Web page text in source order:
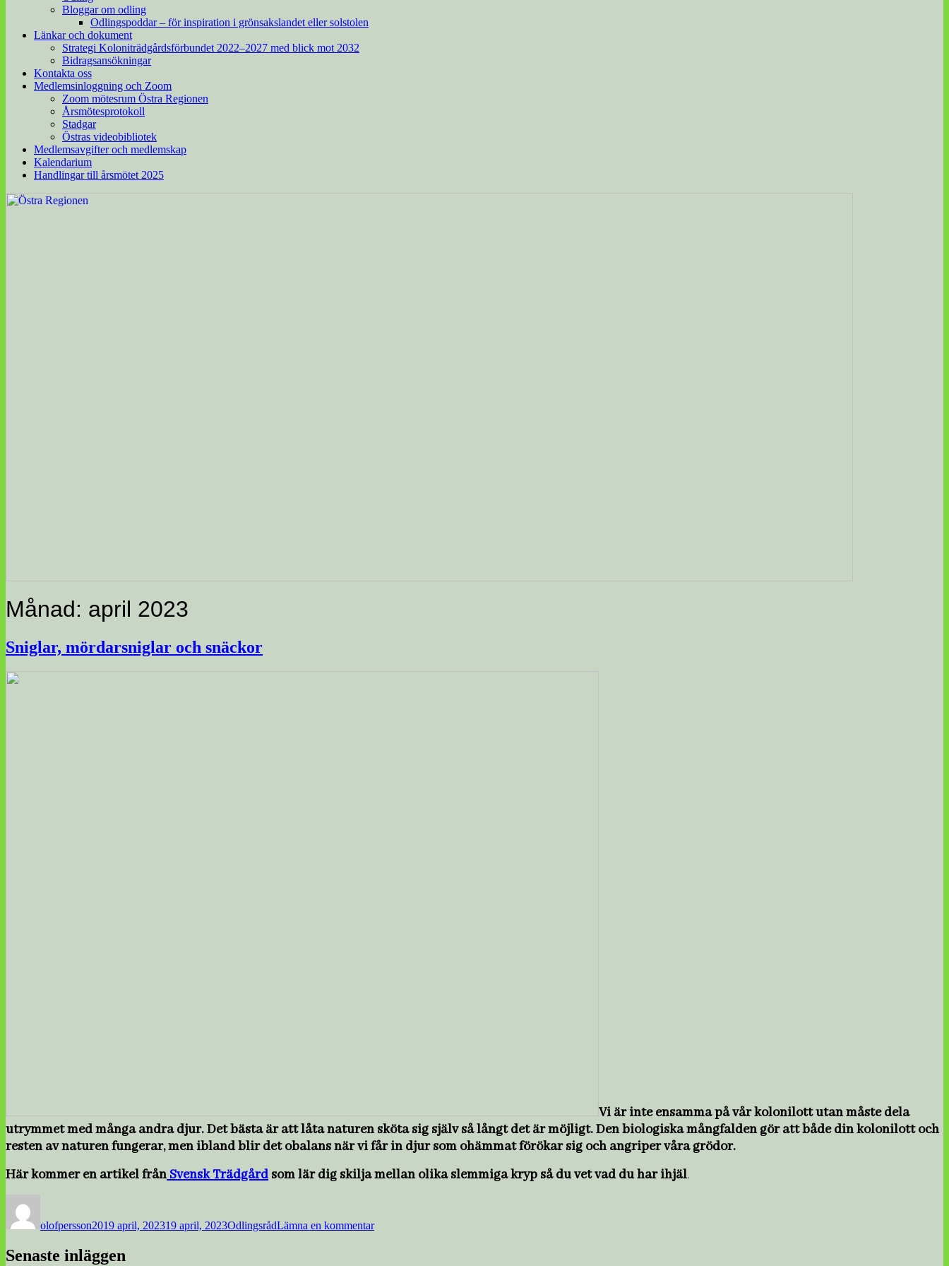
Bloggar om odling
Odlingspoddar – för inspiration i grönsakslandet eller solstolen
Länkar och dokument
Strategi Koloniträdgårdsförbundet 2022–2027 med blick mot 2032
Bidragsansökningar
Kontakta oss
Medlemsinloggning och Zoom
Zoom mötesrum Östra Regionen
Årsmötesprotokoll
Stadgar
Östras videobibliotek
Medlemsavgifter och medlemskap
Kalendarium
Handlingar till årsmötet 2025
Månad: april 2023
Sniglar, mördarsniglar och snäckor
Vi är inte ensamma på vår kolonilott utan måste dela
utrymmet med många andra djur. Det bästa är att låta naturen sköta sig själv så långt det är möjligt. Den biologiska mångfalden gör att både din kolonilott och
resten av naturen fungerar, men ibland blir det obalans när vi får in djur som ohämmat förökar sig och angriper våra grödor.
Här kommer en artikel frånSvensk Trädgårdsom lär dig skilja mellan olika slemmiga kryp så du vet vad du har ihjäl.
olofpersson2019 april, 202319 april, 2023OdlingsrådLämna en kommentarmördarsniglar
Senaste inläggen